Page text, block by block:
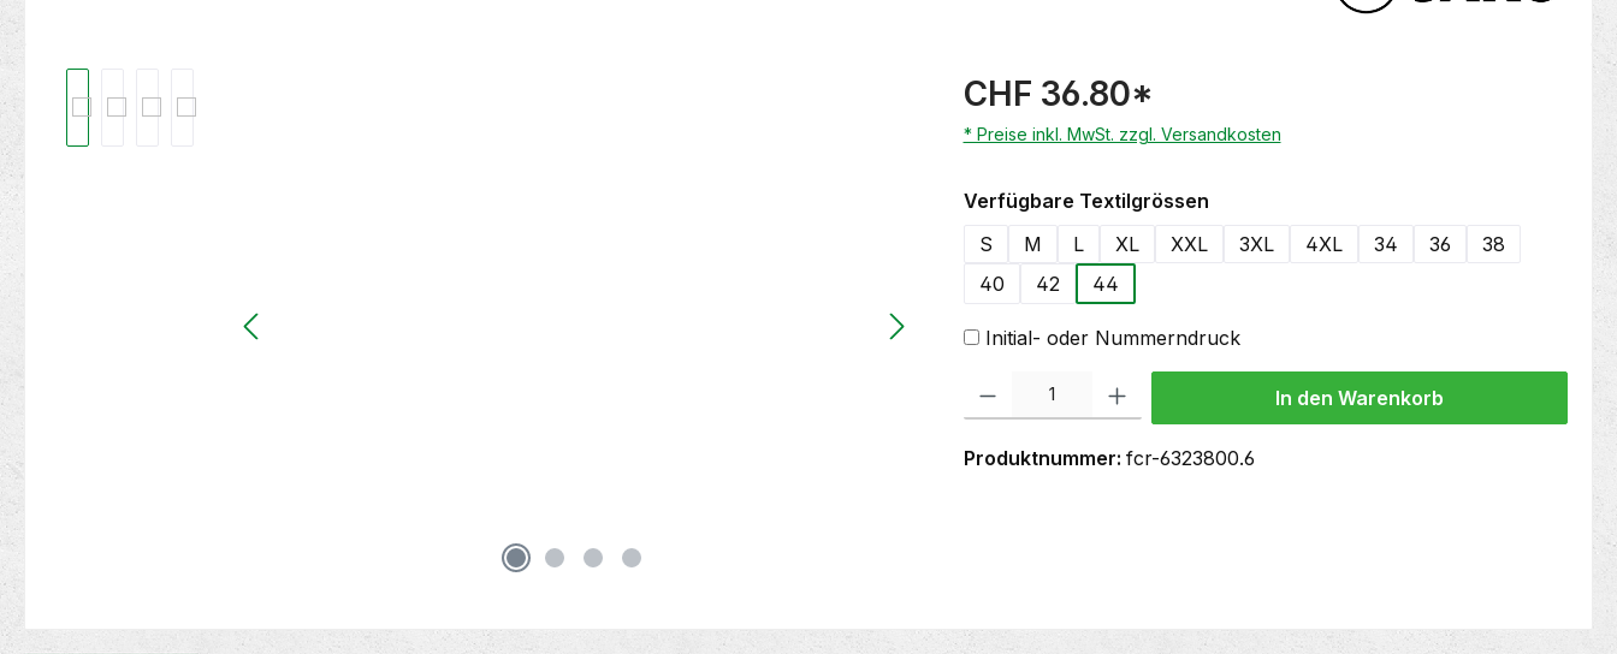
CHF 36.80*
* Preise inkl. MwSt. zzgl. Versandkosten
Verfügbare Textilgrössenauswählen
S
M L XL XXL 3XL 4XL 34 36
38
40
42 44
Initial- oder Nummerndruck
Produkt Anzahl: Gib den gewünschten Wert ein oder benutze die Schaltflächen um die
In den Warenkorb
Produktnummer: fcr-6323800.6